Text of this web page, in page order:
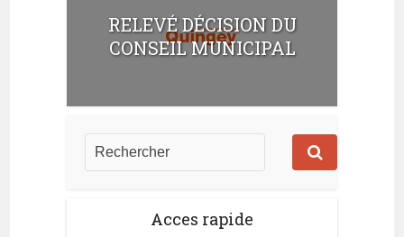
RELEVÉ DÉCISION DU
CONSEIL MUNICIPAL
Acces rapide